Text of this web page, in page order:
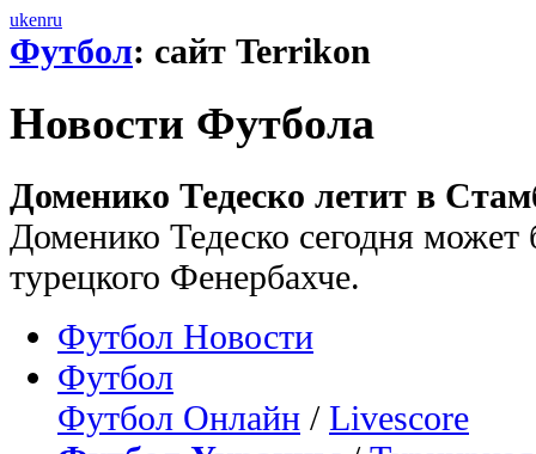
ukenru
Футбол: сайт Terrikon
Новости Футбола
Доменико Тедеско летит в
Доменико Тедеско сегодня может
турецкого Фенербахче.
Футбол Новости
Футбол
Футбол Онлайн / Livescore